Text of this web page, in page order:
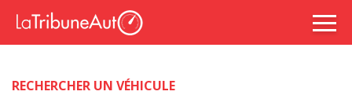
RECHERCHER UN VÉHICULE